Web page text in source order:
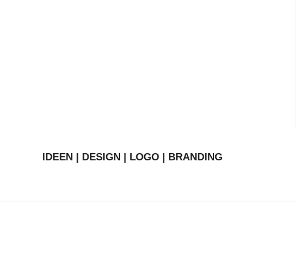
IDEEN | DESIGN | LOGO | BRANDING